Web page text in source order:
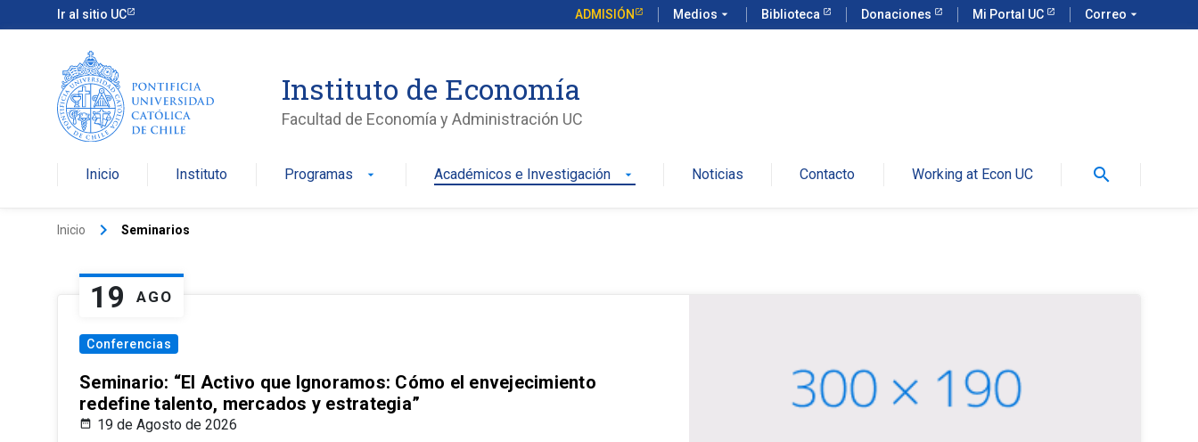
Ir al sitio UC ADMISIÓN Medios arrow_drop_down Biblioteca Donaciones Mi Portal UC Correo arrow_drop_down
Instituto de Economía
Facultad de Economía y Administración UC
Inicio Instituto Programas arrow_drop_down Académicos e Investigación arrow_drop_down Noticias Contacto Working at Econ UC search
Inicio keyboard_arrow_right Seminarios
19 AGO
Conferencias
Seminario: “El Activo que Ignoramos: Cómo el envejecimiento
redefine talento, mercados y estrategia”
19 de Agosto de 2026